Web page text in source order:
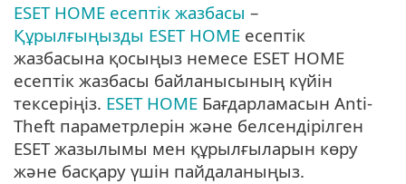
ESET HOME есептік жазбасы –
Құрылғыңызды ESET HOME есептік
жазбасына қосыңыз немесе ESET HOME
есептік жазбасы байланысының күйін
тексеріңіз. ESET HOME Бағдарламасын Anti-
Theft параметрлерін және белсендірілген
ESET жазылымы мен құрылғыларын көру
және басқару үшін пайдаланыңыз.